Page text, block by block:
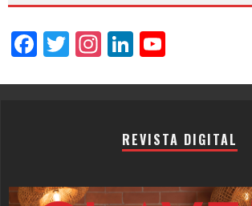
Facebook
Twitter
Instagram
LinkedIn
REVISTA DIGITAL